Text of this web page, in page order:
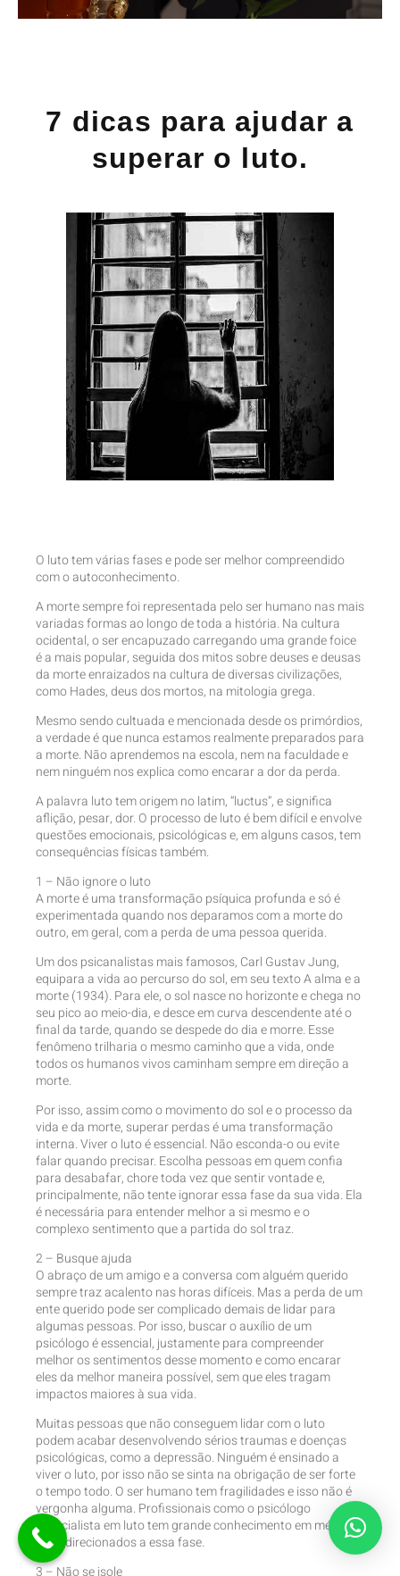
7 dicas para ajudar a
superar o luto.
O luto tem várias fases e pode ser melhor compreendido
com o autoconhecimento.
A morte sempre foi representada pelo ser humano nas mais
variadas formas ao longo de toda a história. Na cultura
ocidental, o ser encapuzado carregando uma grande foice
é a mais popular, seguida dos mitos sobre deuses e deusas
da morte enraizados na cultura de diversas civilizações,
como Hades, deus dos mortos, na mitologia grega.
Mesmo sendo cultuada e mencionada desde os primórdios,
a verdade é que nunca estamos realmente preparados para
a morte. Não aprendemos na escola, nem na faculdade e
nem ninguém nos explica como encarar a dor da perda.
A palavra luto tem origem no latim, “luctus”, e significa
aflição, pesar, dor. O processo de luto é bem difícil e envolve
questões emocionais, psicológicas e, em alguns casos, tem
consequências físicas também.
1 – Não ignore o luto
A morte é uma transformação psíquica profunda e só é
experimentada quando nos deparamos com a morte do
outro, em geral, com a perda de uma pessoa querida.
Um dos psicanalistas mais famosos, Carl Gustav Jung,
equipara a vida ao percurso do sol, em seu texto A alma e a
morte (1934). Para ele, o sol nasce no horizonte e chega no
seu pico ao meio-dia, e desce em curva descendente até o
final da tarde, quando se despede do dia e morre. Esse
fenômeno trilharia o mesmo caminho que a vida, onde
todos os humanos vivos caminham sempre em direção a
morte.
Por isso, assim como o movimento do sol e o processo da
vida e da morte, superar perdas é uma transformação
interna. Viver o luto é essencial. Não esconda-o ou evite
falar quando precisar. Escolha pessoas em quem confia
para desabafar, chore toda vez que sentir vontade e,
principalmente, não tente ignorar essa fase da sua vida. Ela
é necessária para entender melhor a si mesmo e o
complexo sentimento que a partida do sol traz.
2 – Busque ajuda
O abraço de um amigo e a conversa com alguém querido
sempre traz acalento nas horas difíceis. Mas a perda de um
ente querido pode ser complicado demais de lidar para
algumas pessoas. Por isso, buscar o auxílio de um
psicólogo é essencial, justamente para compreender
melhor os sentimentos desse momento e como encarar
eles da melhor maneira possível, sem que eles tragam
impactos maiores à sua vida.
Muitas pessoas que não conseguem lidar com o luto
podem acabar desenvolvendo sérios traumas e doenças
psicológicas, como a depressão. Ninguém é ensinado a
viver o luto, por isso não se sinta na obrigação de ser forte
o tempo todo. O ser humano tem fragilidades e isso não é
vergonha alguma. Profissionais como o psicólogo
especialista em luto tem grande conhecimento em métodos
mais direcionados a essa fase.
3 – Não se isole